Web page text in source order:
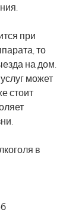
при
то
на дом.
может
стоит
в